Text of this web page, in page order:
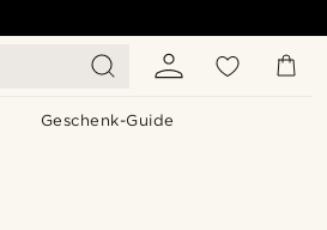
Geschenk-Guide